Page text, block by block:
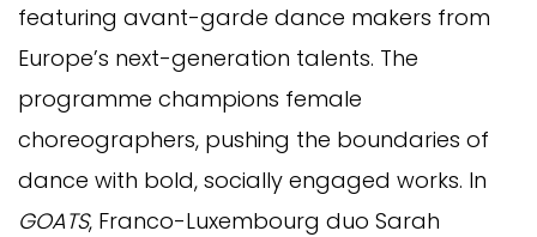
featuring avant-garde dance makers from
Europe’s next-generation talents. The
programme champions female
choreographers, pushing the boundaries of
dance with bold, socially engaged works. In
GOATS, Franco-Luxembourg duo Sarah